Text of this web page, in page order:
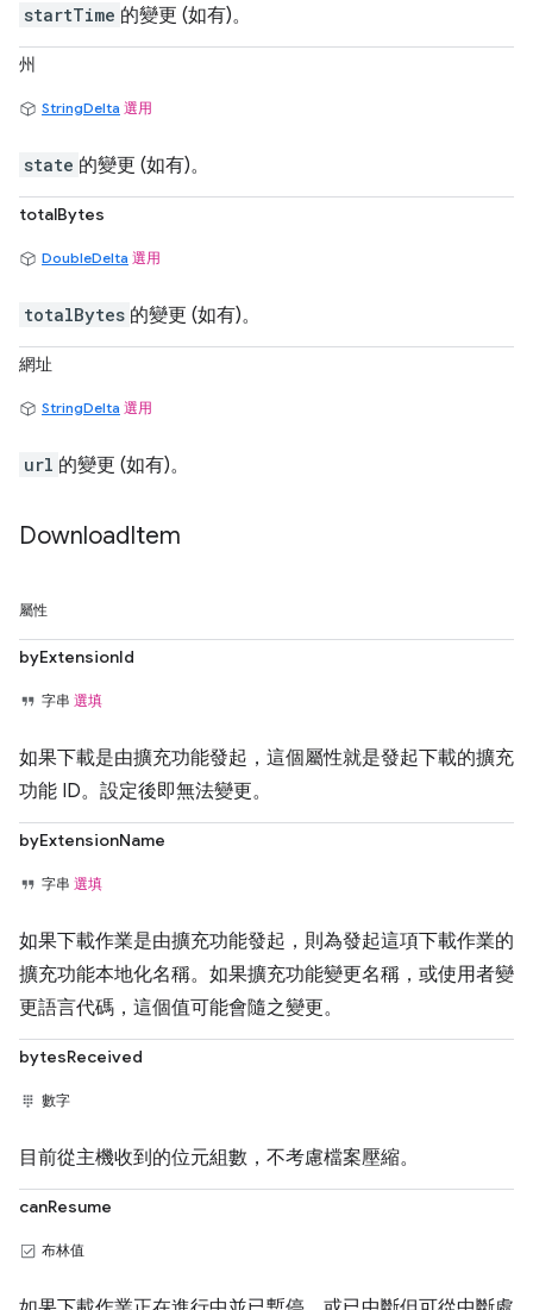
startTime 的變更 (如有)。
州
StringDelta 選用
state 的變更 (如有)。
totalBytes
DoubleDelta 選用
totalBytes 的變更 (如有)。
網址
StringDelta 選用
url 的變更 (如有)。
DownloadItem
屬性
byExtensionId
字串 選填
如果下載是由擴充功能發起，這個屬性就是發起下載的擴充
功能 ID。設定後即無法變更。
byExtensionName
字串 選填
如果下載作業是由擴充功能發起，則為發起這項下載作業的
擴充功能本地化名稱。如果擴充功能變更名稱，或使用者變
更語言代碼，這個值可能會隨之變更。
bytesReceived
數字
目前從主機收到的位元組數，不考慮檔案壓縮。
canResume
布林值